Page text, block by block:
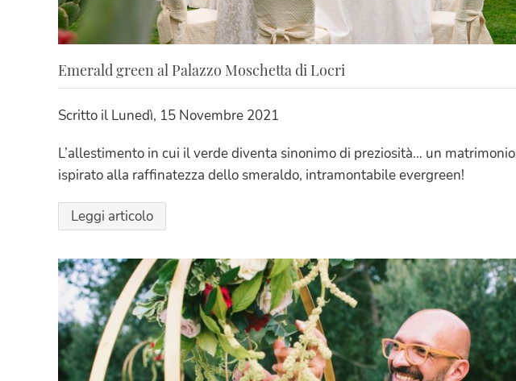
Emerald green al Palazzo Moschetta di Locri
Scritto il Lunedì, 15 Novembre 2021
L’allestimento in cui il verde diventa sinonimo di preziosità… un matrimonio
ispirato alla raffinatezza dello smeraldo, intramontabile evergreen!
Leggi articolo